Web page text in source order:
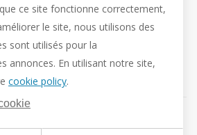
de Pâques Trollbeads
par
cookie
ce site fonctionne correctement,
le site, nous utilisons des
sont utilisés pour la
annonces. En utilisant notre site,
cookie policy.